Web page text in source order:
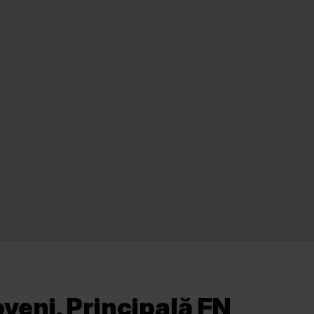
Principală FN